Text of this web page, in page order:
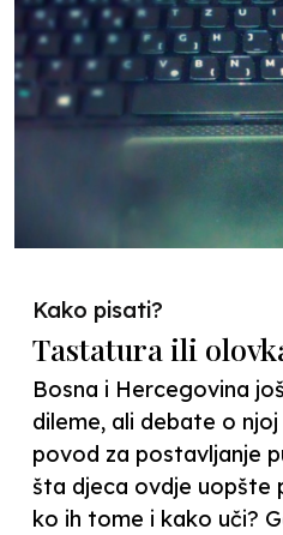
Kako pisati?
Tastatura ili
Bosna i Hercegovina
dileme, ali debate o
povod za postavljanje
šta djeca ovdje uopšte
ko ih tome i kako uči?